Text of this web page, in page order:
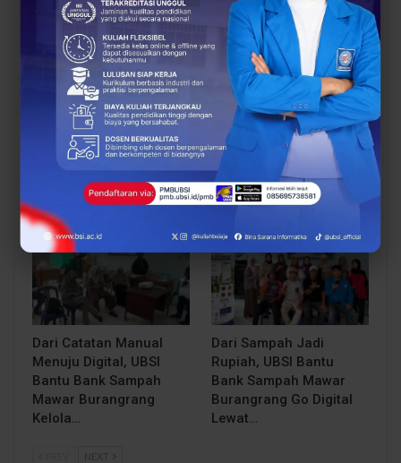
BERITA
UBSI Buka Call for
Papers ICAISD 2026,
Dorong Riset Teknologi
dan Keamanan Siber…
BERITA
Siap Kuliah Berkualitas?
UBSI Cengkareng Gelar
Open Booth Spesial
dengan Beasiswa…
BERITA
Dari Catatan Manual
Menuju Digital, UBSI
Bantu Bank Sampah
Mawar Burangrang
Kelola…
Dari Sampah Jadi
Rupiah, UBSI Bantu
Bank Sampah Mawar
Burangrang Go Digital
Lewat…
NEXT